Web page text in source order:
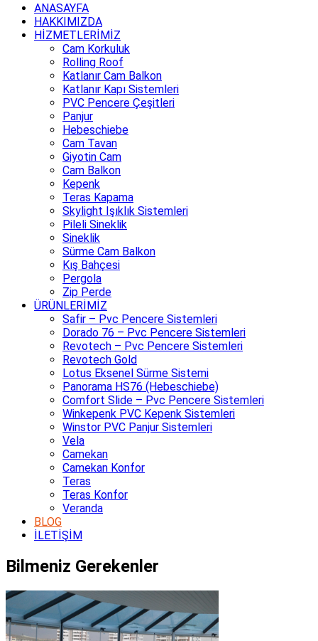
ANASAYFA
HAKKIMIZDA
HİZMETLERİMİZ
Cam Korkuluk
Rolling Roof
Katlanır Cam Balkon
Katlanır Kapı Sistemleri
PVC Pencere Çeşitleri
Panjur
Hebeschiebe
Cam Tavan
Giyotin Cam
Cam Balkon
Kepenk
Teras Kapama
Skylight Işıklık Sistemleri
Pileli Sineklik
Sineklik
Sürme Cam Balkon
Kış Bahçesi
Pergola
Zip Perde
ÜRÜNLERİMİZ
Safir – Pvc Pencere Sistemleri
Dorado 76 – Pvc Pencere Sistemleri
Revotech – Pvc Pencere Sistemleri
Revotech Gold
Lotus Eksenel Sürme Sistemi
Panorama HS76 (Hebeschiebe)
Comfort Slide – Pvc Pencere Sistemleri
Winkepenk PVC Kepenk Sistemleri
Winstor PVC Panjur Sistemleri
Vela
Camekan
Camekan Konfor
Teras
Teras Konfor
Veranda
BLOG
İLETİŞİM
Bilmeniz Gerekenler